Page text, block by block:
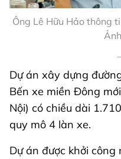
Ông Lê Hữu Hảo thông
Dự án xây dựng
Bến xe miền Đông
Nội) có chiều dài
quy mô 4 làn xe.
Dự án được khởi